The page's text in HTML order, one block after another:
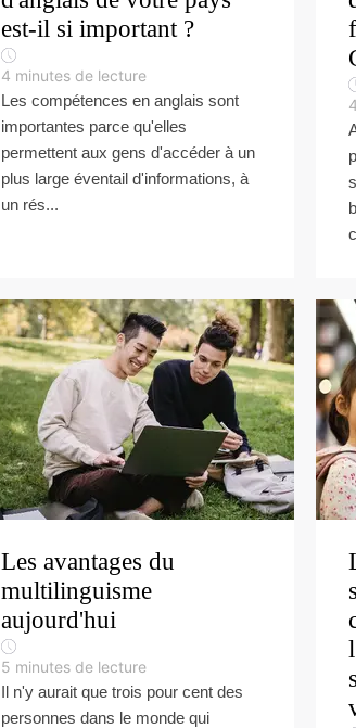
est-il si important ?
4 minutes de lecture
Les compétences en anglais sont
importantes parce qu'elles
permettent aux gens d'accéder à un
plus large éventail d'informations, à
un rés...
4
Les avantages du
multilinguisme
aujourd'hui
5 minutes de lecture
Il n'y aurait que trois pour cent des
personnes dans le monde qui